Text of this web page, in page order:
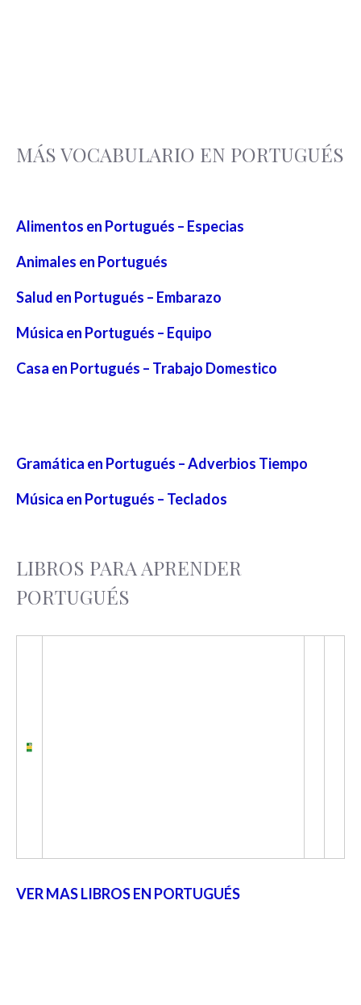
MÁS VOCABULARIO EN PORTUGUÉS
Alimentos en Portugués – Especias
Animales en Portugués
Salud en Portugués – Embarazo
Música en Portugués – Equipo
Casa en Portugués – Trabajo Domestico
Gramática en Portugués – Adverbios Tiempo
Música en Portugués – Teclados
LIBROS PARA APRENDER
PORTUGUÉS
VER MAS LIBROS EN PORTUGUÉS